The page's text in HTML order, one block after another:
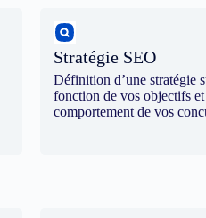
Stratégie SEO
Définition d’une stratégie
fonction de vos objectifs
comportement de vos